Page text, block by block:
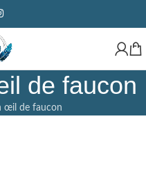
de faucon
œil de faucon